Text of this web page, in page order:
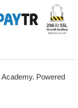
Powered